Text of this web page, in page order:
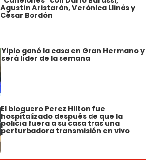
Agustín Aristarán, Verónica Llinás y
César Bordón
Yipio ganó la casa en Gran Hermano y
será líder de la semana
El bloguero Perez Hilton fue
hospitalizado después de que la
policía fuera a su casa tras una
perturbadora transmisión en vivo